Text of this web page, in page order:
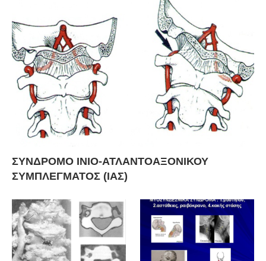
ΣΥΝΔΡΟΜΟ ΙΝΙΟ-ΑΤΛΑΝΤΟΑΞΟΝΙΚΟΥ
ΣΥΜΠΛΕΓΜΑΤΟΣ (ΙΑΣ)